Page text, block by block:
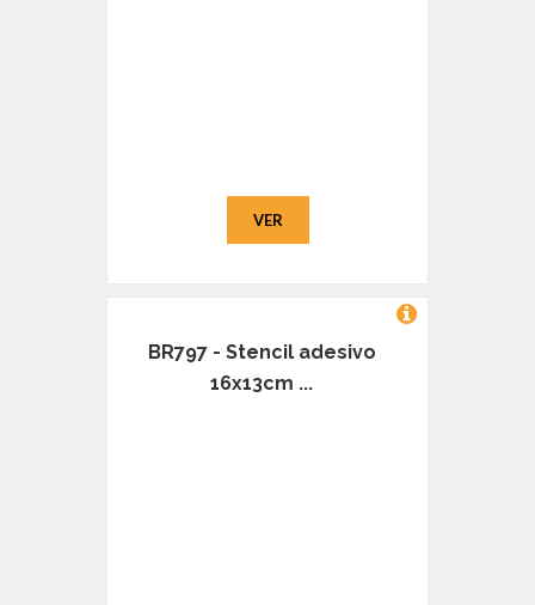
VER
BR797 - Stencil adesivo
16x13cm ...